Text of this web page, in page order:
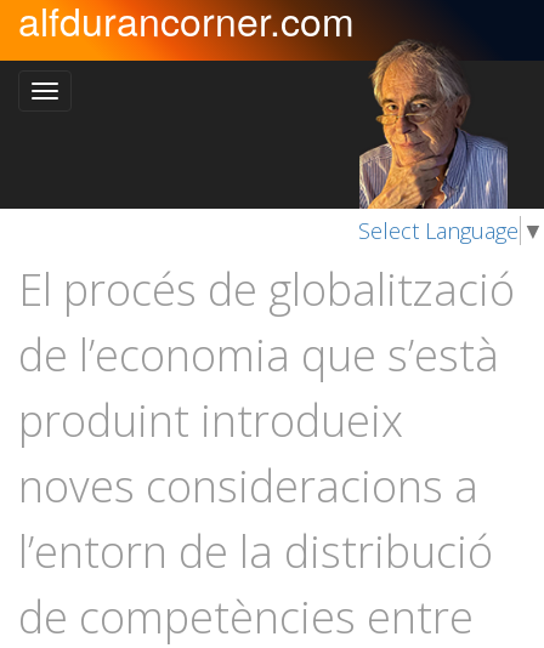
alfdurancorner.com
Select Language ▼
El procés de globalització
de l’economia que s’està
produint introdueix
noves consideracions a
l’entorn de la distribució
de competències entre